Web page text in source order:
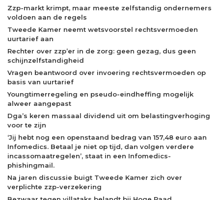
Zzp-markt krimpt, maar meeste zelfstandig ondernemers
voldoen aan de regels
Tweede Kamer neemt wetsvoorstel rechtsvermoeden
uurtarief aan
Rechter over zzp’er in de zorg: geen gezag, dus geen
schijnzelfstandigheid
Vragen beantwoord over invoering rechtsvermoeden op
basis van uurtarief
Youngtimerregeling en pseudo-eindheffing mogelijk
alweer aangepast
Dga’s keren massaal dividend uit om belastingverhoging
voor te zijn
‘Jij hebt nog een openstaand bedrag van 157,48 euro aan
Infomedics. Betaal je niet op tijd, dan volgen verdere
incassomaatregelen’, staat in een Infomedics-
phishingmail.
Na jaren discussie buigt Tweede Kamer zich over
verplichte zzp-verzekering